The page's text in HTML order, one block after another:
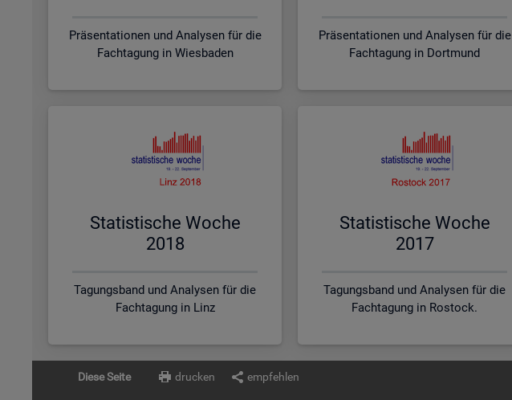
Präsentationen und Analysen für die
Fachtagung in Wiesbaden
Präsentationen und Analysen für die
Fachtagung in Dortmund
Sta­tis­ti­sche Woche
2018
Tagungsband und Analysen für die
Fachtagung in Linz
Sta­tis­ti­sche Woche
2017
Tagungsband und Analysen für die
Fachtagung in Rostock.
Diese Seite drucken empfehlen